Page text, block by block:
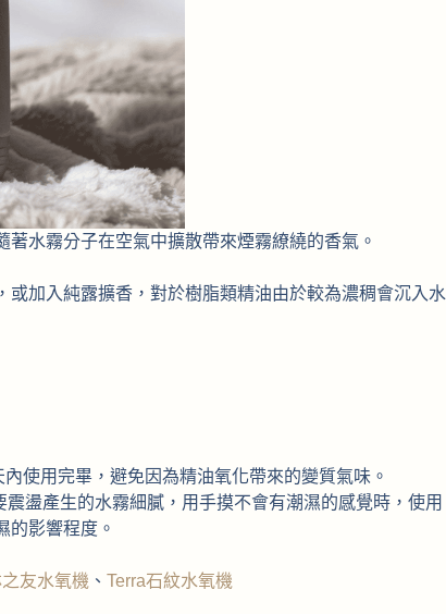
水霧分子在空氣中擴散帶來煙霧繚繞的香氣。
或加入純露擴香，對於樹脂類精油由於較為濃稠會沉入水
使用完畢，避免因為精油氧化帶來的變質氣味。
盪產生的水霧細膩，用手摸不會有潮濕的感覺時，使用
的影響程度。
友水氧機 、 Terra石紋水氧機